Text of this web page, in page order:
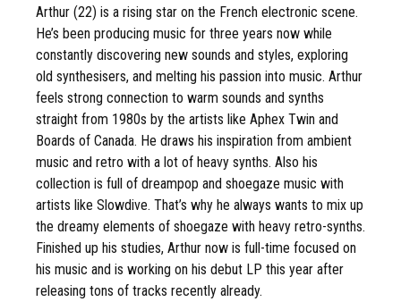
Arthur (22) is a rising star on the French electronic scene.
He’s been producing music for three years now while
constantly discovering new sounds and styles, exploring
old synthesisers, and melting his passion into music. Arthur
feels strong connection to warm sounds and synths
straight from 1980s by the artists like Aphex Twin and
Boards of Canada. He draws his inspiration from ambient
music and retro with a lot of heavy synths. Also his
collection is full of dreampop and shoegaze music with
artists like Slowdive. That’s why he always wants to mix up
the dreamy elements of shoegaze with heavy retro-synths.
Finished up his studies, Arthur now is full-time focused on
his music and is working on his debut LP this year after
releasing tons of tracks recently already.